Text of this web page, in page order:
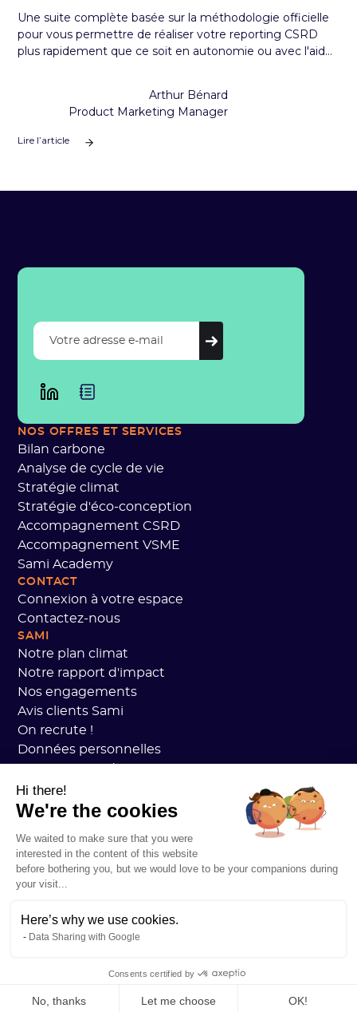
Une suite complète basée sur la méthodologie officielle
pour vous permettre de réaliser votre reporting CSRD
plus rapidement que ce soit en autonomie ou avec l'aide
Arthur Bénard
Product Marketing Manager
Lire l’article
NOS OFFRES ET SERVICES
Bilan carbone
Analyse de cycle de vie
Stratégie climat
Stratégie d'éco-conception
Accompagnement CSRD
Accompagnement VSME
Sami Academy
CONTACT
Connexion à votre espace
Contactez-nous
SAMI
Notre plan climat
Notre rapport d'impact
Nos engagements
Avis clients Sami
On recrute !
Données personnelles
Sécurité
État des services
RESSOURCES
Plan Carbone Général
Open Carbon Practice
Notre blog
Tout comprendre au bilan carbone
Tout comprendre à la CSRD
Hi there!
We're the cookies
We waited to make sure that you were
interested in the content of this website
before bothering you, but we would love to be your companions during
your visit...
Here’s why we use cookies.
Data Sharing with Google
Consents certified by
No, thanks Let me choose OK!